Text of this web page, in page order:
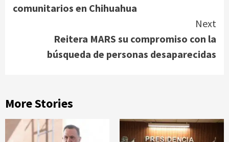
comunitarios en Chihuahua
Next
Reitera MARS su compromiso con la
búsqueda de personas desaparecidas
More Stories